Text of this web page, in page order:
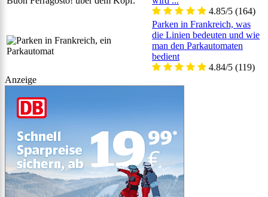
4.85/5 (164)
Parken in Frankreich, was
die Linien bedeuten und wie
man den Parkautomaten
bedient
4.84/5 (119)
Anzeige